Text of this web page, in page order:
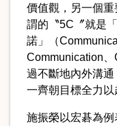
價值觀，另一個
謂的〝5C〞就是
諾」（
Communication
過不斷地內外溝通
一齊朝目標全力以
施振榮以宏碁為